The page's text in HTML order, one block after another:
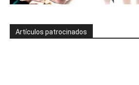
Artículos patrocinados